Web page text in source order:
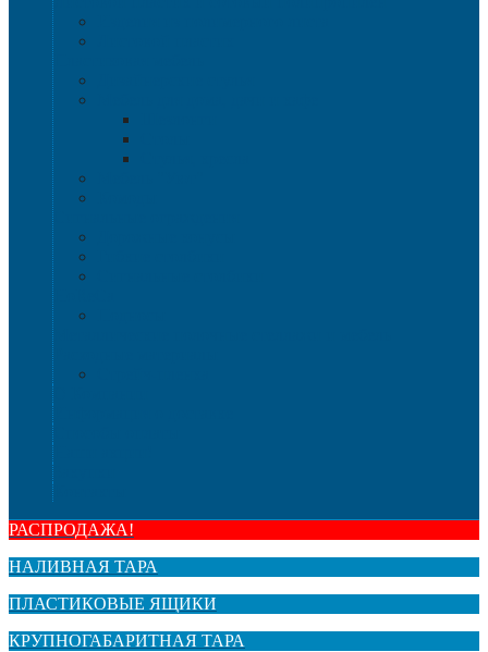
РАСПРОДАЖА!
НАЛИВНАЯ ТАРА
ПЛАСТИКОВЫЕ ЯЩИКИ
КРУПНОГАБАРИТНАЯ ТАРА